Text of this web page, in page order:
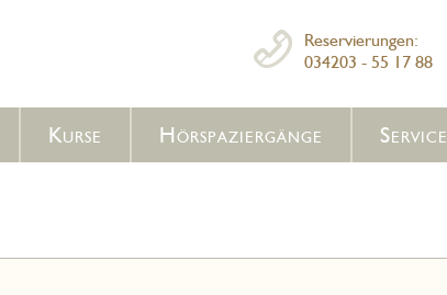
Reservierungen:
034203 - 55 17 88
Kurse Hörspaziergänge Service